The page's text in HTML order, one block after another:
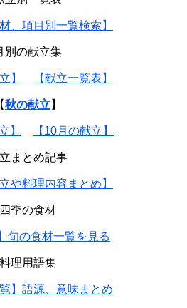
、項目別一覧検索】
別の献立集
】 【献立一覧表】
【秋の献立 】
】 【10月の献立】
まとめ記事
や料理内容まとめ】
四季の食材
旬の食材一覧を見る
料理用語集
覧】語源、意味まとめ